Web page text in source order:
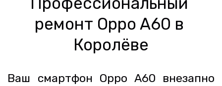
ремонт Oppo A60 в
Королёве
Ваш смартфон Oppo A60 внезапно